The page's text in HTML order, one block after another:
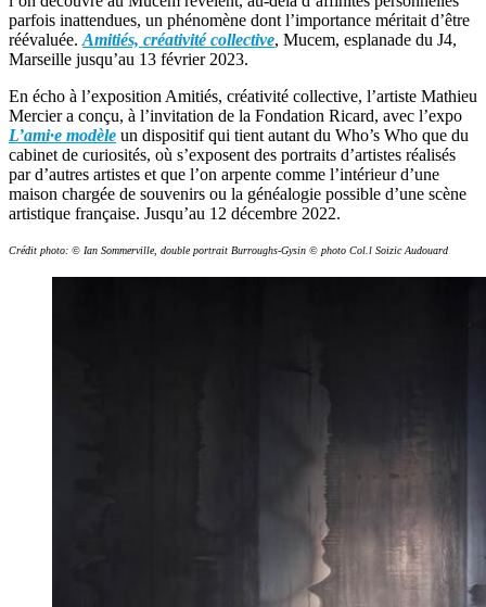
parfois inattendues, un phénomène dont l’importance méritait d’être
réévaluée.Amitiés, créativité collective, Mucem, esplanade du J4,
Marseille jusqu’au 13 février 2023.
En écho à l’exposition Amitiés, créativité collective, l’artiste Mathieu
Mercier a conçu, à l’invitation de la Fondation Ricard, avec l’expo
L’ami·e modèle un dispositif qui tient autant du Who’s Who que du
cabinet de curiosités, où s’exposent des portraits d’artistes réalisés
par d’autres artistes et que l’on arpente comme l’intérieur d’une
maison chargée de souvenirs ou la généalogie possible d’une scène
artistique française. Jusqu’au 12 décembre 2022.
Crédit photo: © Ian Sommerville, double portrait Burroughs-Gysin © photo Col.l Soizic Audouard